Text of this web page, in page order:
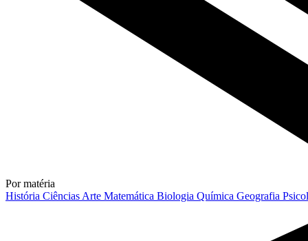
Por matéria
História Ciências Arte Matemática Biologia Química Geografia